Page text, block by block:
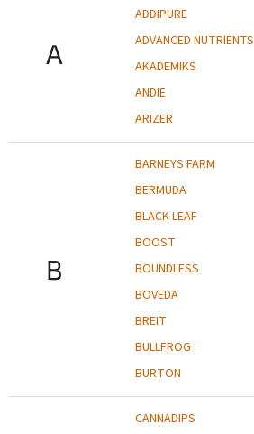
A
ADDIPURE
ADVANCED NUTRIENTS
AKADEMIKS
ANDIE
ARIZER
B
BARNEYS FARM
BERMUDA
BLACK LEAF
BOOST
BOUNDLESS
BOVEDA
BREIT
BULLFROG
BURTON
CANNADIPS